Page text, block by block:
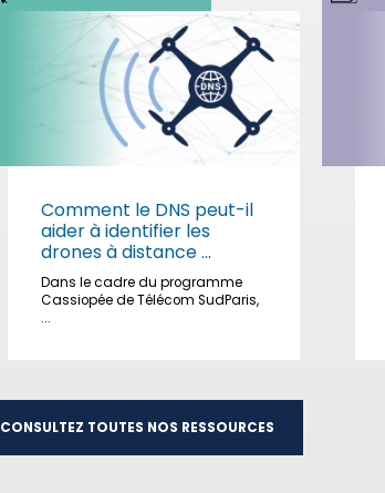
Comment le DNS peut-il
aider à identifier les
drones à distance ...
Dans le cadre du programme
Cassiopée de Télécom SudParis,
...
CONSULTEZ TOUTES NOS RESSOURCES